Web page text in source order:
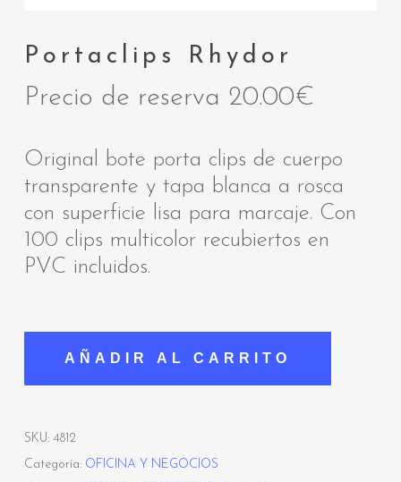
Portaclips Rhydor
Precio de reserva 20.00€
Original bote porta clips de cuerpo
transparente y tapa blanca a rosca
con superficie lisa para marcaje. Con
100 clips multicolor recubiertos en
PVC incluidos.
AÑADIR AL CARRITO
SKU: 4812
Categoría: OFICINA Y NEGOCIOS